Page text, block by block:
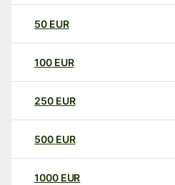
50 EUR
100 EUR
250 EUR
500 EUR
1000 EUR